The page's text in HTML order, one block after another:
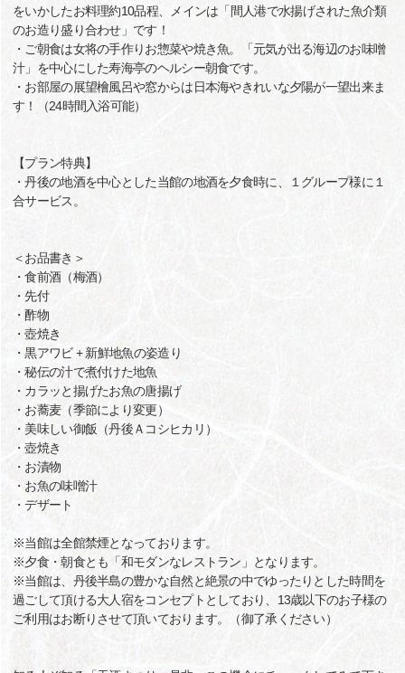
をいかしたお料理約10品程、メインは「間人港で水揚げされた魚介類
のお造り盛り合わせ」です！
・ご朝食は女将の手作りお惣菜や焼き魚。「元気が出る海辺のお味噌
汁」を中心にした寿海亭のヘルシー朝食です。
・お部屋の展望檜風呂や窓からは日本海やきれいな夕陽が一望出来ま
す！（24時間入浴可能）
【プラン特典】
・丹後の地酒を中心とした当館の地酒を夕食時に、１グループ様に１
合サービス。
＜お品書き＞
・食前酒（梅酒）
・先付
・酢物
・壺焼き
・黒アワビ + 新鮮地魚の姿造り
・秘伝の汁で煮付けた地魚
・カラッと揚げたお魚の唐揚げ
・お蕎麦（季節により変更）
・美味しい御飯（丹後Ａコシヒカリ）
・壺焼き
・お漬物
・お魚の味噌汁
・デザート
※当館は全館禁煙となっております。
※夕食・朝食とも「和モダンなレストラン」となります。
※当館は、丹後半島の豊かな自然と絶景の中でゆったりとした時間を
過ごして頂ける大人宿をコンセプトとしており、13歳以下のお子様の
ご利用はお断りさせて頂いております。（御了承ください）